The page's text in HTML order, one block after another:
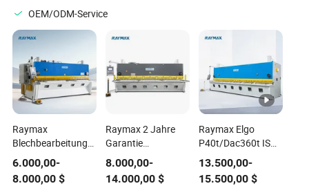
OEM/ODM-Service
Raymax
Blechbearbeitungs
Hydraulische Tor
Typ CNC Guillotine
Schermaschine
6.000,00-
8.000,00 $
Raymax 2 Jahre
Garantie
Automatische
Schneidemaschine
Anpassbare Metall
8.000,00-
14.000,00$
Raymax Elgo
P40t/Dac360t ISO:
9001: 2015
Angepasste
Guillotine CNC
13.500,00-
15.500,00$